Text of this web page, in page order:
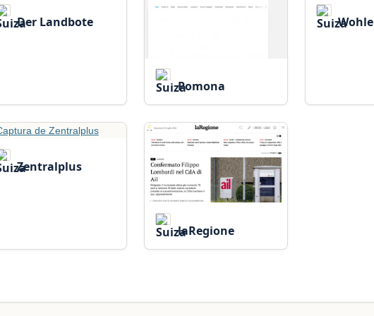
Der Landbote
Pomona
Zentralplus
laRegione